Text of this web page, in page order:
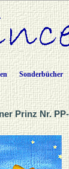
Sonderbücher
Prinz Nr.